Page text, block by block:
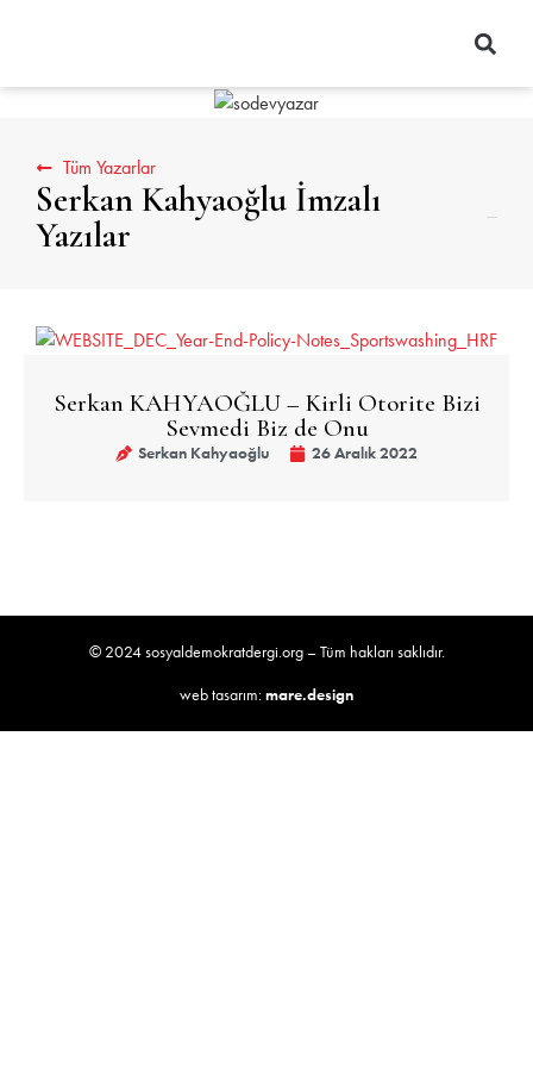
Tüm Yazarlar
Serkan Kahyaoğlu İmzalı
Yazılar
Serkan KAHYAOĞLU – Kirli Otorite Bizi
Sevmedi Biz de Onu
Serkan Kahyaoğlu 26 Aralık 2022
© 2024 sosyaldemokratdergi.org – Tüm hakları saklıdır.
web tasarım:mare.design